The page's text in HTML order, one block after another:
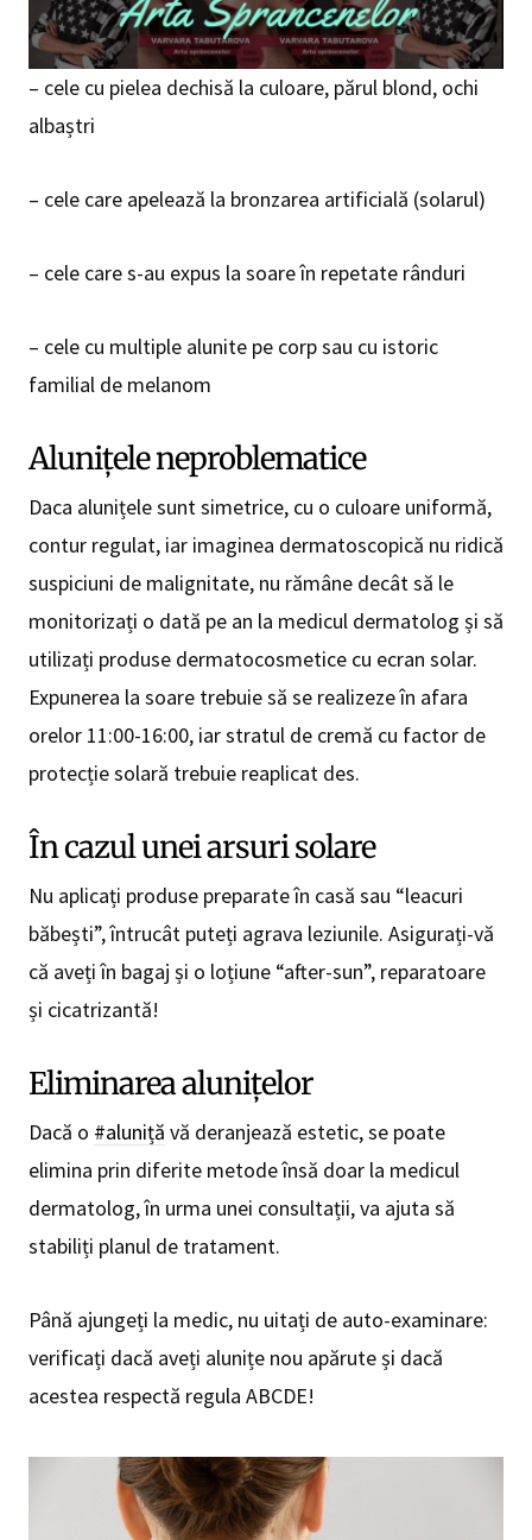
– cele cu pielea dechisă la culoare, părul blond, ochi
albaștri
– cele care apelează la bronzarea artificială (solarul)
– cele care s-au expus la soare în repetate rânduri
– cele cu multiple alunite pe corp sau cu istoric
familial de melanom
Alunițele neproblematice
Daca alunițele sunt simetrice, cu o culoare uniformă,
contur regulat, iar imaginea dermatoscopică nu ridică
suspiciuni de malignitate, nu rămâne decât să le
monitorizați o dată pe an la medicul dermatolog și să
utilizați produse dermatocosmetice cu ecran solar.
Expunerea la soare trebuie să se realizeze în afara
orelor 11:00-16:00, iar stratul de cremă cu factor de
protecție solară trebuie reaplicat des.
În cazul unei arsuri solare
Nu aplicați produse preparate în casă sau “leacuri
băbești”, întrucât puteți agrava leziunile. Asigurați-vă
că aveți în bagaj și o loțiune “after-sun”, reparatoare
și cicatrizantă!
Eliminarea alunițelor
Dacă o #aluniță vă deranjează estetic, se poate
elimina prin diferite metode însă doar la medicul
dermatolog, în urma unei consultații, va ajuta să
stabiliți planul de tratament.
Până ajungeți la medic, nu uitați de auto-examinare:
verificați dacă aveți alunițe nou apărute și dacă
acestea respectă regula ABCDE!